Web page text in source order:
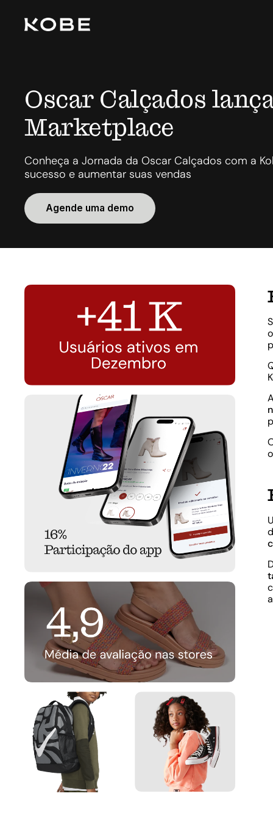
Oscar Calçados
Marketplace
Conheça a Jornada da Oscar Calçados com a
sucesso e aumentar suas vendas
Agende uma demo